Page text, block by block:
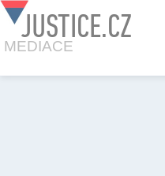
JUSTICE.CZ
MEDIACE